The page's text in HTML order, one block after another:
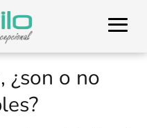
¿son o no